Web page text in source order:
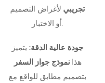
تجريبي لأغراض التصميم
أو الاختبار.
جودة عالية الدقة: يتميز
هذانموذج جواز السفر
بتصميم مطابق للواقع مع